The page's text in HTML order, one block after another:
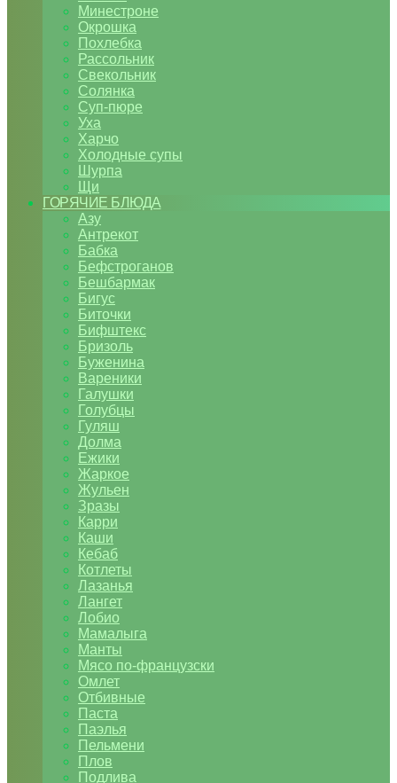
Минестроне
Окрошка
Похлебка
Рассольник
Свекольник
Солянка
Суп-пюре
Уха
Харчо
Холодные супы
Шурпа
Щи
ГОРЯЧИЕ БЛЮДА
Азу
Антрекот
Бабка
Бефстроганов
Бешбармак
Бигус
Биточки
Бифштекс
Бризоль
Буженина
Вареники
Галушки
Голубцы
Гуляш
Долма
Ежики
Жаркое
Жульен
Зразы
Карри
Каши
Кебаб
Котлеты
Лазанья
Лангет
Лобио
Мамалыга
Манты
Мясо по-французски
Омлет
Отбивные
Паста
Паэлья
Пельмени
Плов
Подлива